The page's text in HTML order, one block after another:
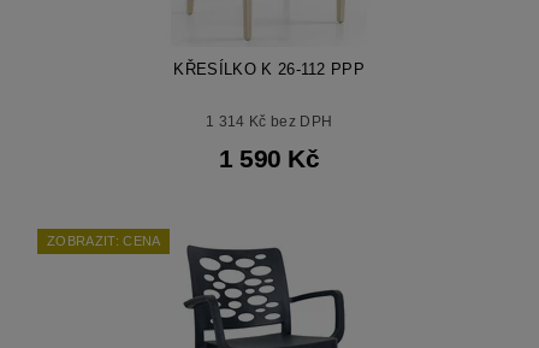
KŘESÍLKO K 26-112 PPP
1 314 Kč bez DPH
1 590 Kč
ZOBRAZIT: CENA